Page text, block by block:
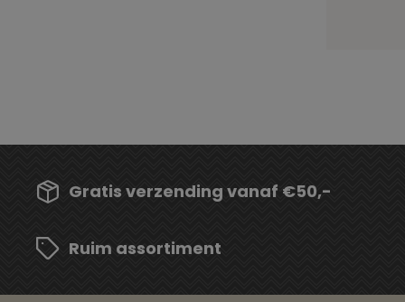
Gratis verzending vanaf €50,-
Ruim assortiment